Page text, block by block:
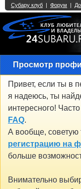
Просмотр
Привет, если ты в
я надеюсь, ты
интересного!
FAQ.
А вообще, советую
регистрацию на
больше
Внимательно
Single
2 3 4 5 6 7 8 9 10 11
27 28 29 30 31